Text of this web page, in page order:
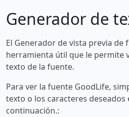
Generador de
El Generador de vista previa de
herramienta útil que le permite
texto de la fuente.
Para ver la fuente GoodLife,
texto o los caracteres deseados
continuación.: